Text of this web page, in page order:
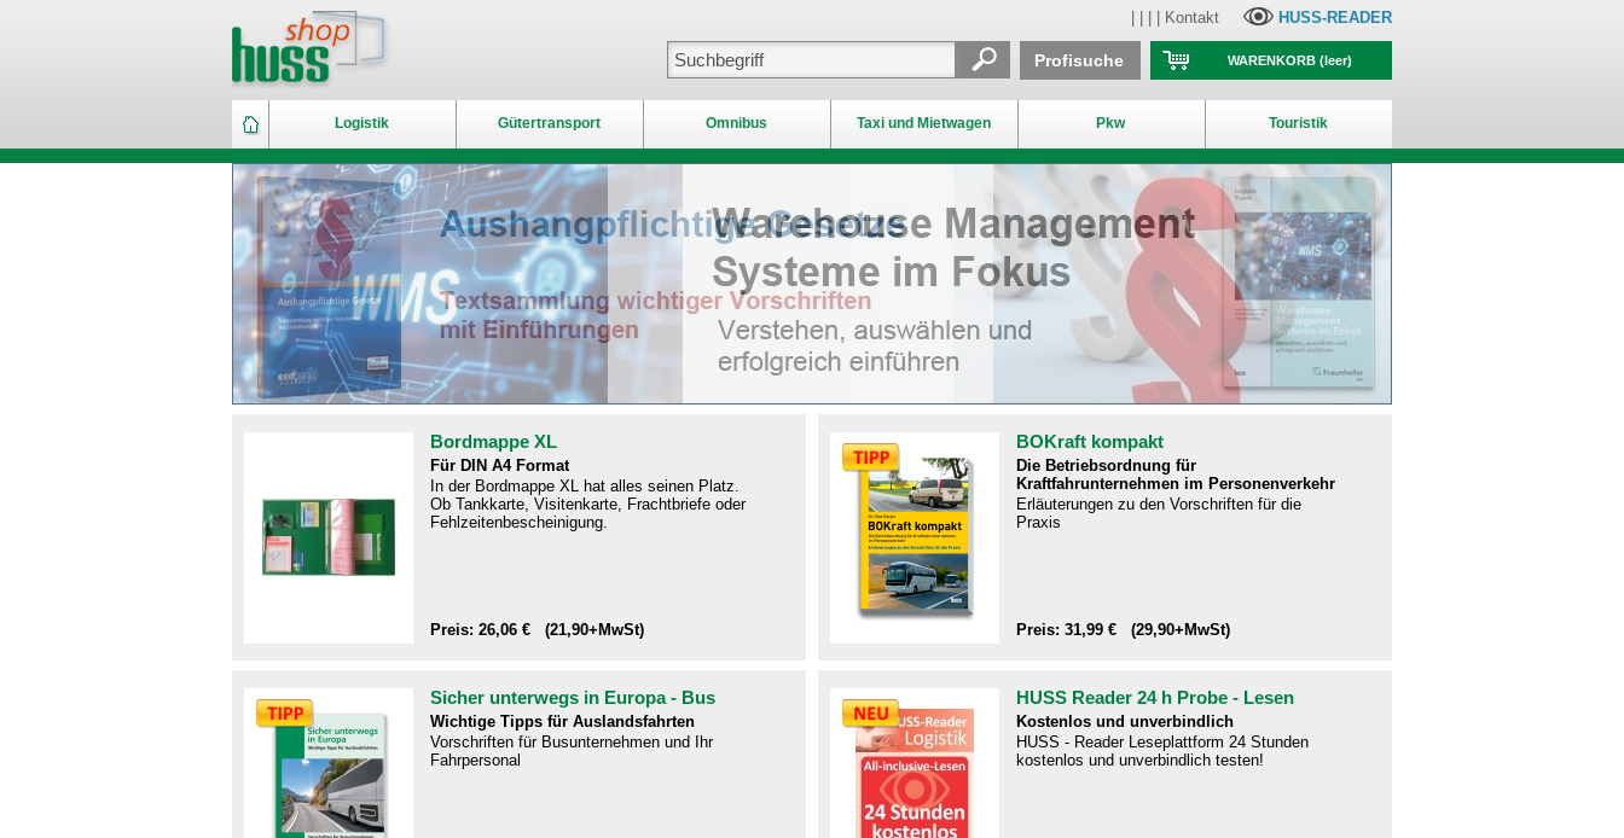
Logistik Gütertransport Omnibus Taxi und Mietwagen Pkw Touristik
Kontakt HUSS-READER
WARENKORB(leer)
Profisuche
Bordmappe XL
Für DIN A4 Format
In der Bordmappe XL hat alles seinen Platz.
Ob Tankkarte, Visitenkarte, Frachtbriefe oder
Fehlzeitenbescheinigung.
Preis: 26,06 € (21,90+MwSt)
BOKraft kompakt
Die Betriebsordnung für
Kraftfahrunternehmen im Personenverkehr
Erläuterungen zu den Vorschriften für die
Praxis​
Preis: 31,99 € (29,90+MwSt)
Sicher unterwegs in Europa - Bus
Wichtige Tipps für Auslandsfahrten
Vorschriften für Busunternehmen und Ihr
Fahrpersonal
HUSS Reader 24 h Probe - Lesen
Kostenlos und unverbindlich
HUSS - Reader Leseplattform 24 Stunden
kostenlos und unverbindlich testen!